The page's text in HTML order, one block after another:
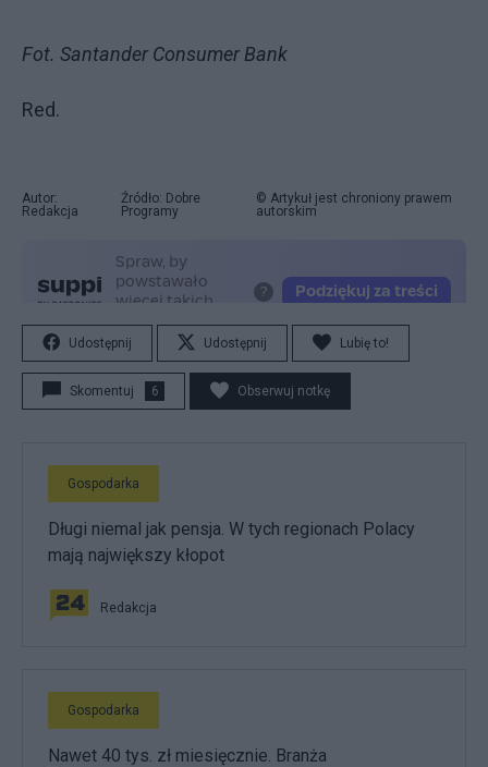
Fot. Santander Consumer Bank
Red.
Autor:
Redakcja
Źródło: Dobre
Programy
© Artykuł jest chroniony prawem
autorskim
Udostępnij Udostępnij Lubię to!
Skomentuj 6 Obserwuj notkę
Gospodarka
Długi niemal jak pensja. W tych regionach Polacy
mają największy kłopot
Redakcja
Gospodarka
Nawet 40 tys. zł miesięcznie. Branża